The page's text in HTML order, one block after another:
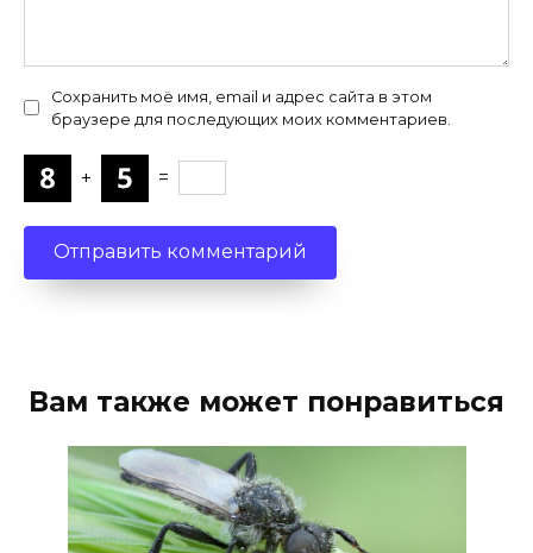
Сохранить моё имя, email и адрес сайта в этом
браузере для последующих моих комментариев.
+ =
Вам также может понравиться